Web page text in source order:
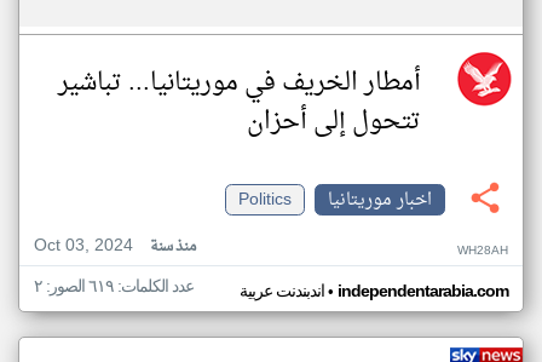
أمطار الخريف في موريتانيا... تباشير
تتحول إلى أحزان
اخبار موريتانيا
Politics
Oct 03, 2024
منذ سنة WH28AH
اندبندنت عربية• independentarabia.com عدد الكلمات: ٦١٩ الصور: ٢